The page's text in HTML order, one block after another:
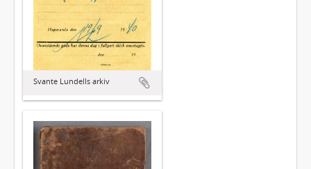
Svante Lundells arkiv